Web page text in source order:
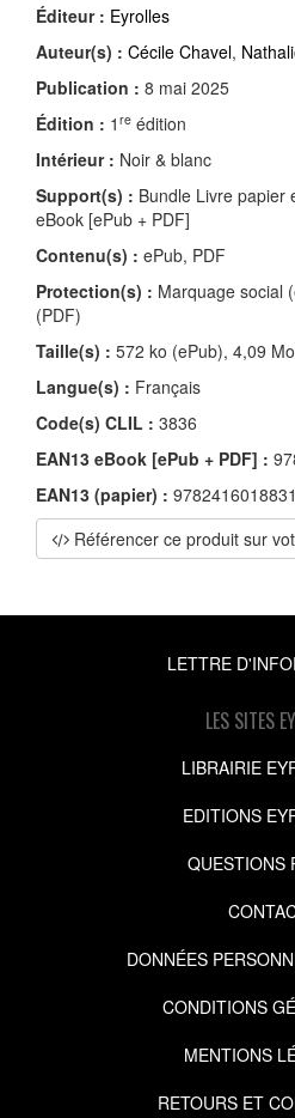
Éditeur : Eyrolles
Auteur(s) : Cécile Chavel,
Publication : 8 mai 2025
Édition : 1 re édition
Intérieur : Noir & blanc
Support(s) : Bundle Livre papier
eBook [ePub + PDF]
Contenu(s) : ePub, PDF
Protection(s) : Marquage social
(PDF)
Taille(s) : 572 ko (ePub), 4,09
Langue(s) : Français
Code(s) CLIL : 3836
EAN13 eBook [ePub + PDF] :
EAN13 (papier) : 9782416018831
Référencer ce produit sur
LETTRE
LES SITES
LIBRAIRIE
EDITIONS
QUESTIONS
DONNÉES
CONDITIONS
MENTIONS
RETOURS ET